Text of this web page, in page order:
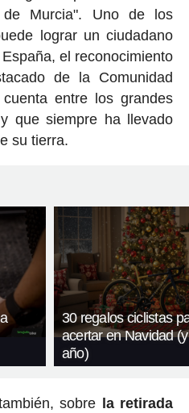
de Murcia". Uno de los
lograr un ciudadano
el reconocimiento
de la Comunidad
entre los grandes
que siempre ha llevado
su tierra.
30 regalos ciclistas
acertar en Navidad
año)
sobre la retirada